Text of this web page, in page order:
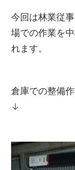
今回は林業従
場での作業を
れます。
倉庫での整備
↓